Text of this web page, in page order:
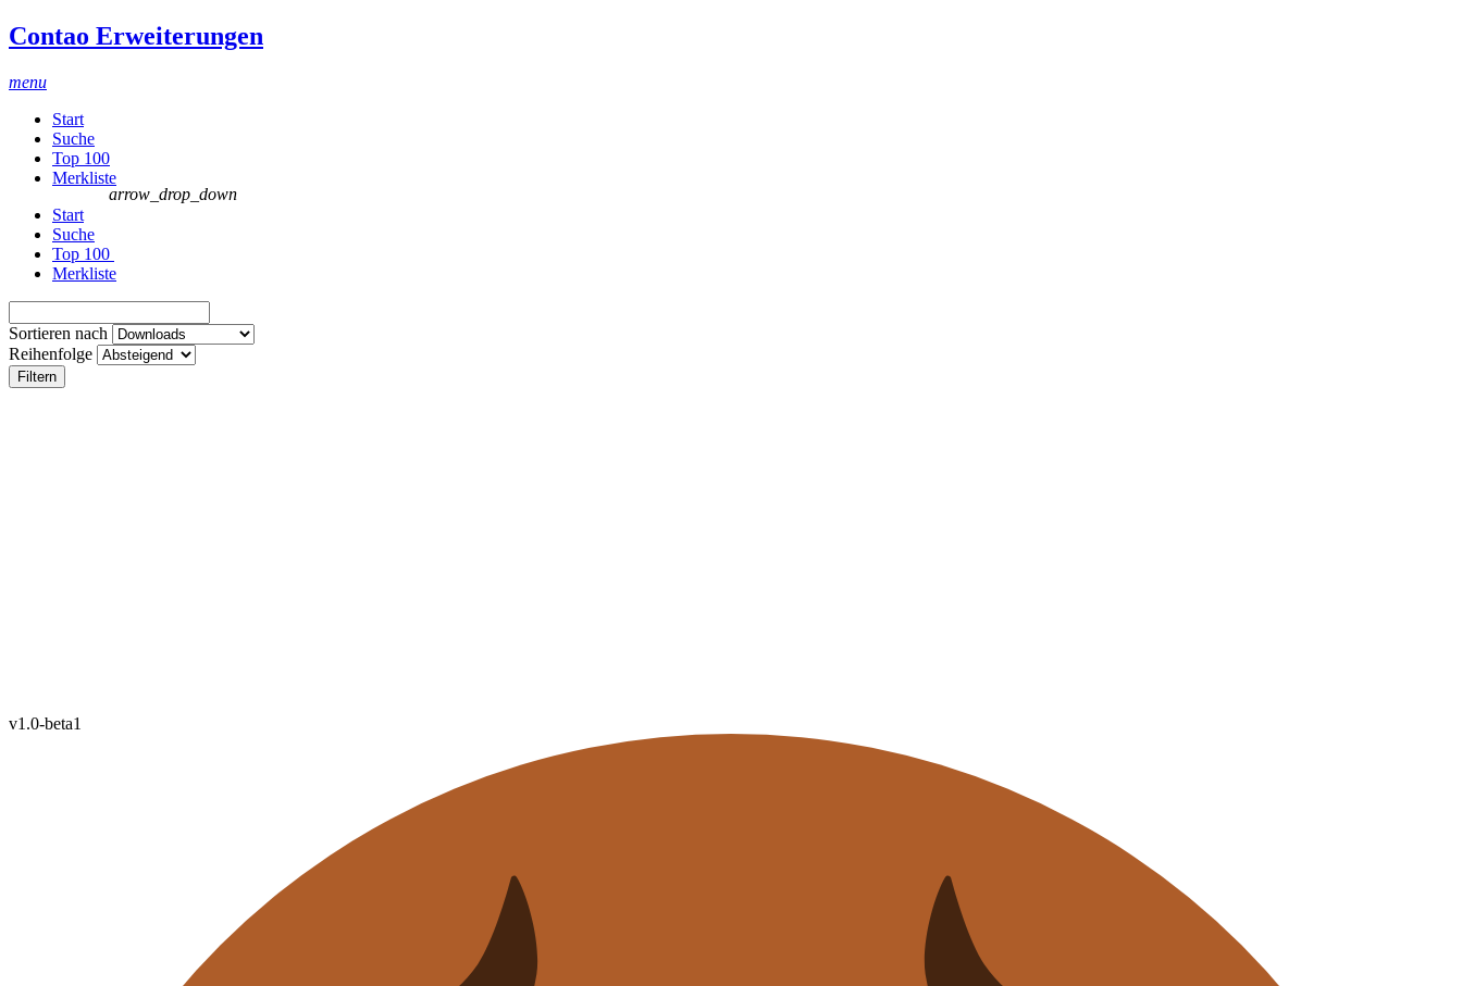
Contao Erweiterungen
menu
Start
Suche
Top 100
Merkliste
Start
Suche
Top 100
arrow_drop_down
Merkliste
Sortieren nach
Reihenfolge
Filtern
v1.0-beta1